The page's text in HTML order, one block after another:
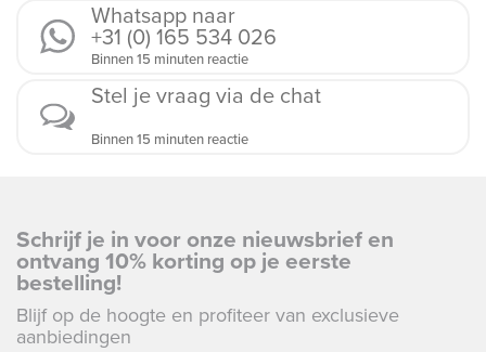
Whatsapp naar
+31 (0) 165 534 026
Binnen 15 minuten reactie
Stel je vraag via de chat
Binnen 15 minuten reactie
Schrijf je in voor onze nieuwsbrief en
ontvang 10% korting op je eerste
bestelling!
Blijf op de hoogte en profiteer van exclusieve
aanbiedingen